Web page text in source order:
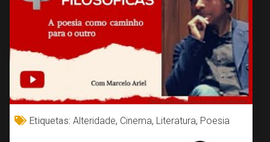
Etiquetas: Alteridade, Cinema, Literatura, Poesia